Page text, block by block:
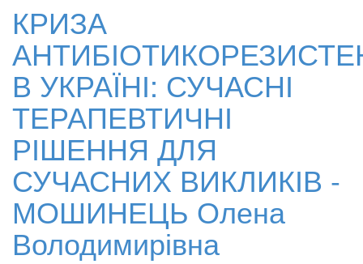
КРИЗА
В УКРАЇНІ: СУЧАСНІ
ТЕРАПЕВТИЧНІ
РІШЕННЯ ДЛЯ
СУЧАСНИХ ВИКЛИКІВ -
МОШИНЕЦЬ Олена
Володимирівна